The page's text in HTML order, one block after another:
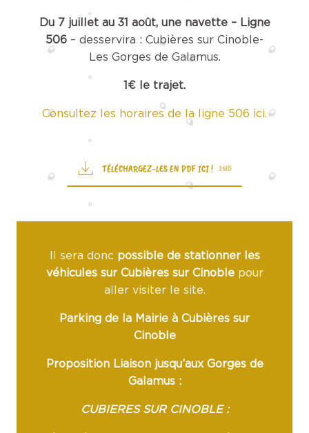
Du 7 juillet au 31 août, une navette – Ligne
506 – desservira : Cubières sur Cinoble-
Les Gorges de Galamus.
1€ le trajet.
Consultez les horaires de la ligne 506 ici.
TÉLÉCHARGEZ-LES EN PDF ICI ! 2MB
Il sera donc possible de stationner les
véhicules sur Cubières sur Cinoblepour
aller visiter le site.
Parking de la Mairie à Cubières sur
Cinoble
Proposition Liaison jusqu’aux Gorges de
Galamus :
CUBIERES SUR CINOBLE :